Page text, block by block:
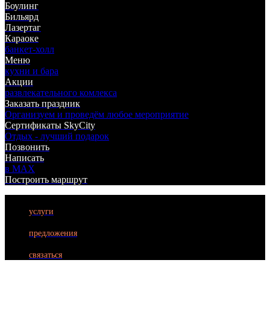
БИЛЬЯРД
ЛАЗЕРТАГ
Боулинг
Бильярд
Лазертаг
Караоке
банкет-холл
Меню
кухни и бара
Акции
развлекательного комлекса
Заказать праздник
Организуем и проведём любое мероприятие
Сертификаты SkyCity
Отдых - лучший подарок
Позвонить
Написать
в MAX
Построить маршрут
услуги
предложения
связаться